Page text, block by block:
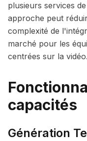
plusieurs services
approche peut
complexité de
marché pour les
centrées sur la vidéo.
capacités
Génération